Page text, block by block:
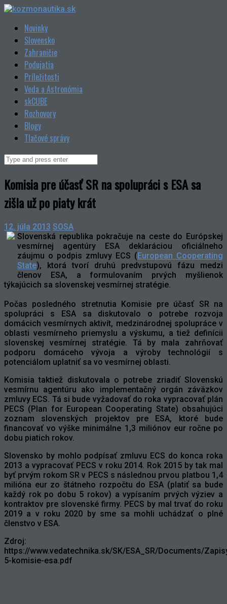
Skip
contentNovinky
Slovensko
Zahraničie
Podujatia
Príležitosti
Veda a Astronómia
skCUBE
Rozhovory
Blogy
Tlačové správy
Search
Komisia pre účasť SR na spolupráci s ESA sa
zišla už po piaty krát
12. júla 2013 SOSA
Slovenská republika pokračuje na ceste do Európskej
vesmírnej agentúry ESA deklaráciou oficiálneho
záujmu o podpis zmluvy ECS (European Cooperating
State), ktorá tvorí druhú predvstupovú fázu medzi
členov ESA, a formulovaním prvých myšlienok
týkajúcich sa slovenskej vesmírnej stratégie.
Počas posledného stretnutia Komisie pre účasť SR na
spolupráci s ESA sa diskutovalo o potrebe rozvoja
domácich vesmírnych aktivít, medzinárodnej spolupráce v
oblasti vesmírneho priemyslu a výskumu, a tiež definícii
slovenskej vesmírnej stratégie. Tá by mala zahrňovať
podporu domáceho vývoja a výroby technológií s
potenciálom uplatniť sa vo vesmírnej oblasti.
Komisia taktiež diskutovala o potrebe zriadiť Slovenskú
vesmírnu agentúru ako implementačný orgán záväzkov
zmluvy ECS. Tá si bude vyžadovať do roka vypracovať plán
PECS (Plan for European Cooperating State) obsahujúci
zoznam slovenských projektov pre ESA, ktoré bude
financovať vo výške minimálne 1,3 miliónov eur ročne po
dobu piatich rokov.
Slovensko by mohlo podpísať zmluvu ECS do konca roka
2013 a vypracovať PECS v roku 2014. Rok 2015 by tak mal
byť prvým rokom SR v PECS s následnou prvou platbou 1,4
milióna eur zo štátneho rozpočtu do ESA (platiť sa bude
každý rok po dobu 5 rokov) a vypísaním prvých výziev a
kontraktov pre slovenské firmy. PECS by mal trvať do roku
2019 a v roku 2020 by sme sa mohli uchádzať o plné
členstvo v ESA.
Zdroj:
https://www.vedatechnika.sk/SK/ESA_SR/Documents/
5-komisie-esa.pdf